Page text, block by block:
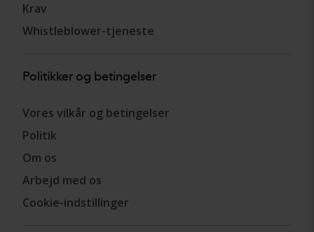
Krav
Whistleblower-tjeneste
Politikker og betingelser
Vores vilkår og betingelser
Politik
Om os
Arbejd med os
Cookie-indstillinger